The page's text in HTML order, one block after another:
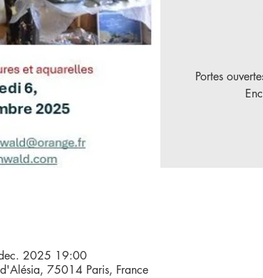
Portes
2025 19:00
75014 Paris, France